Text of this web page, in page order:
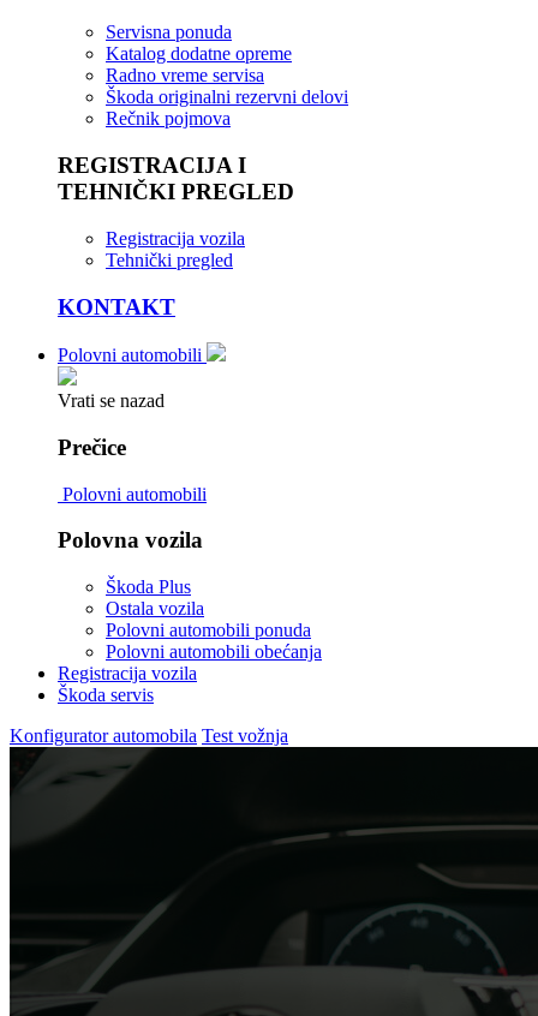
Servisna ponuda
Katalog dodatne opreme
Radno vreme servisa
Škoda originalni rezervni delovi
Rečnik pojmova
REGISTRACIJA I
TEHNIČKI PREGLED
Registracija vozila
Tehnički pregled
KONTAKT
Polovni automobili
Vrati se nazad
Prečice
Polovni automobili
Polovna vozila
Škoda Plus
Ostala vozila
Polovni automobili ponuda
Polovni automobili obećanja
Registracija vozila
Škoda servis
Konfigurator automobila Test vožnja